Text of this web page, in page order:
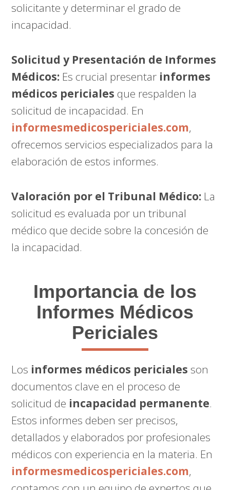
solicitante y determinar el grado de
incapacidad.
Solicitud y Presentación de Informes
Médicos: Es crucial presentar informes
médicos periciales que respalden la
solicitud de incapacidad. En
informesmedicospericiales.com,
ofrecemos servicios especializados para la
elaboración de estos informes.
Valoración por el Tribunal Médico: La
solicitud es evaluada por un tribunal
médico que decide sobre la concesión de
la incapacidad.
Importancia de los
Informes Médicos
Periciales
Los informes médicos periciales son
documentos clave en el proceso de
solicitud de incapacidad permanente.
Estos informes deben ser precisos,
detallados y elaborados por profesionales
médicos con experiencia en la materia. En
informesmedicospericiales.com,